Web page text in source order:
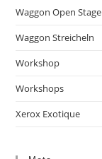
Waggon Open Stage
Waggon Streicheln
Workshop
Workshops
Xerox Exotique